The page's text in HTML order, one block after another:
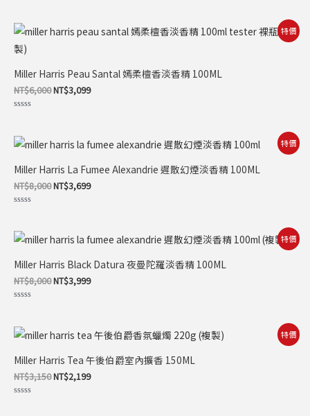
滿
分
特價
Miller Harris Peau Santal 嫣柔檀香淡香精 100ML
NT$6,000
原
始
NT$6,000。
NT$3,099
目
前
NT$3,099。
滿
分
特價
Miller Harris La Fumee Alexandrie 遲散幻煙淡香精 100ML
NT$8,000
原
始
價
格：
NT$8,000。
NT$3,699
目
前
格：
NT$3,699。
滿
分
特價
Miller Harris Black Datura 夜曼陀羅淡香精 100ML
NT$8,000
原
始
價
格：
NT$8,000。
NT$3,999
目
前
價
格：
NT$3,999。
滿
分
特價
Miller Harris Tea 午後伯爵室內擴香 150ML
NT$3,150
原
始
價
格：
NT$3,150。
NT$2,199
目
前
價
格：
NT$2,199。